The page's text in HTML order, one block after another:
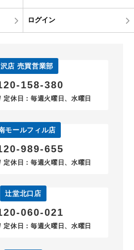
ログイン
店 売買営業部
158-380
休日：毎週火曜日、水曜日
モールフィル店
989-655
休日：毎週火曜日、水曜日
辻堂北口店
060-021
休日：毎週火曜日、水曜日